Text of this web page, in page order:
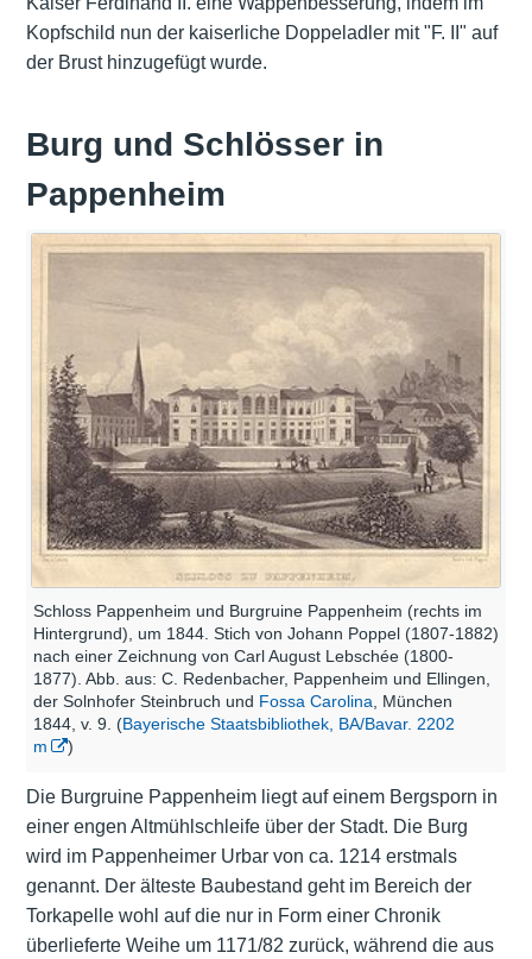
Kopfschild nun der kaiserliche Doppeladler mit "F. II" auf
der Brust hinzugefügt wurde.
Burg und Schlösser in
Pappenheim
Schloss Pappenheim und Burgruine Pappenheim (rechts im
Hintergrund), um 1844. Stich von Johann Poppel (1807-1882)
nach einer Zeichnung von Carl August Lebschée (1800-
1877). Abb. aus: C. Redenbacher, Pappenheim und Ellingen,
der Solnhofer Steinbruch und Fossa Carolina, München
1844, v. 9. (Bayerische Staatsbibliothek, BA/Bavar. 2202
m
)
Die Burgruine Pappenheim liegt auf einem Bergsporn in
einer engen Altmühlschleife über der Stadt. Die Burg
wird im Pappenheimer Urbar von ca. 1214 erstmals
genannt. Der älteste Baubestand geht im Bereich der
Torkapelle wohl auf die nur in Form einer Chronik
überlieferte Weihe um 1171/82 zurück, während die aus